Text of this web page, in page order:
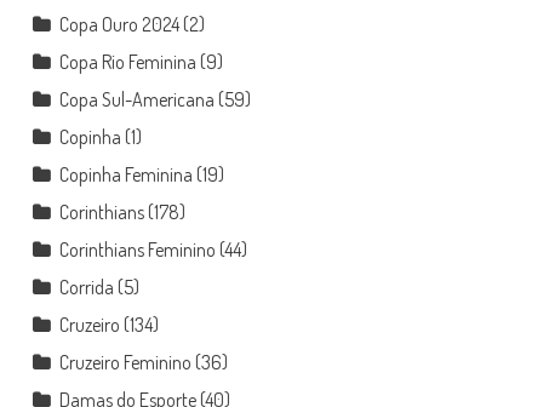
Copa Ouro 2024(2)
Copa Rio Feminina (9)
Copa Sul-Americana (59)
Copinha (1)
Copinha Feminina (19)
Corinthians(178)
Corinthians Feminino (44)
Corrida (5)
Cruzeiro (134)
Cruzeiro Feminino (36)
Damas do Esporte(40)